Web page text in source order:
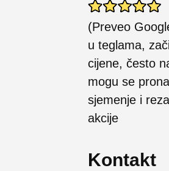
(Preveo
u teglama,
cijene, često
mogu se
sjemenje i
akcije
Kontakt